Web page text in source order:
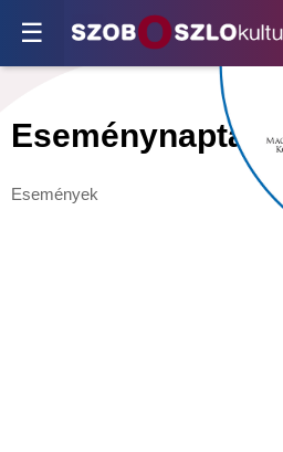
☰
Eseménynaptár
Események